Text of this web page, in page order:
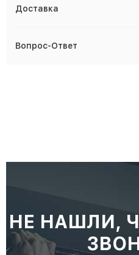
Доставка
Вопрос-Ответ
НЕ НАШЛИ,